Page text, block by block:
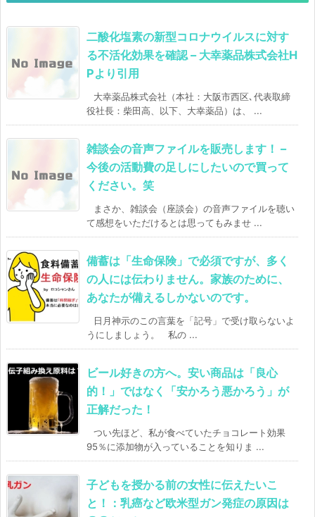
二酸化塩素の新型コロナウイルスに対す
る不活化効果を確認 – 大幸薬品株式会社H
Pより引用
大幸薬品株式会社（本社：大阪市西区､代表取締
役社長：柴田高、以下、大幸薬品）は、 ...
雑談会の音声ファイルを販売します！ –
今後の活動費の足しにしたいので買って
ください。笑
まさか、雑談会（座談会）の音声ファイルを聴い
て感想をいただけるとは思ってもみませ ...
備蓄は「生命保険」で必須ですが、多く
の人には伝わりません。家族のために、
あなたが備えるしかないのです。
日月神示のこの言葉を「記号」で受け取らないよ
うにしましょう。 私の ...
ビール好きの方へ。安い商品は「良心
的！」ではなく「安かろう悪かろう」が
正解だった！
つい先ほど、私が食べていたチョコレート効果
95％に添加物が入っていることを知りま ...
子どもを授かる前の女性に伝えたいこ
と！：乳癌など欧米型ガン発症の原因は